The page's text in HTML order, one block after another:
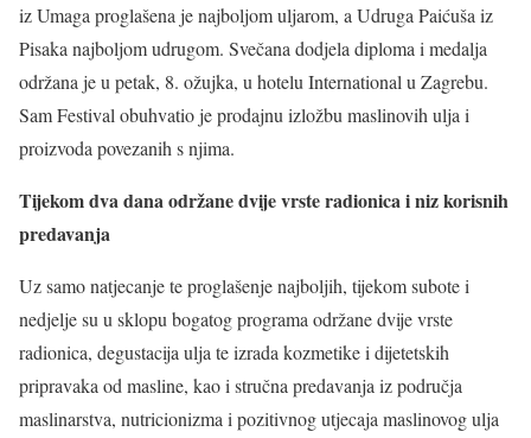
iz Umaga proglašena je najboljom uljarom, a Udruga Paićuša iz
Pisaka najboljom udrugom. Svečana dodjela diploma i medalja
održana je u petak, 8. ožujka, u hotelu International u Zagrebu.
Sam Festival obuhvatio je prodajnu izložbu maslinovih ulja i
proizvoda povezanih s njima.
Tijekom dva dana održane dvije vrste radionica i niz korisnih
predavanja
Uz samo natjecanje te proglašenje najboljih, tijekom subote i
nedjelje su u sklopu bogatog programa održane dvije vrste
radionica, degustacija ulja te izrada kozmetike i dijetetskih
pripravaka od masline, kao i stručna predavanja iz područja
maslinarstva, nutricionizma i pozitivnog utjecaja maslinovog ulja